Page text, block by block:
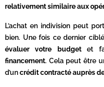
relativement similaire aux
L’achat en indivision peut
bien. Une fois ce dernier
évaluer votre budgetet
financement. Cela peut être
d’uncrédit contracté auprès